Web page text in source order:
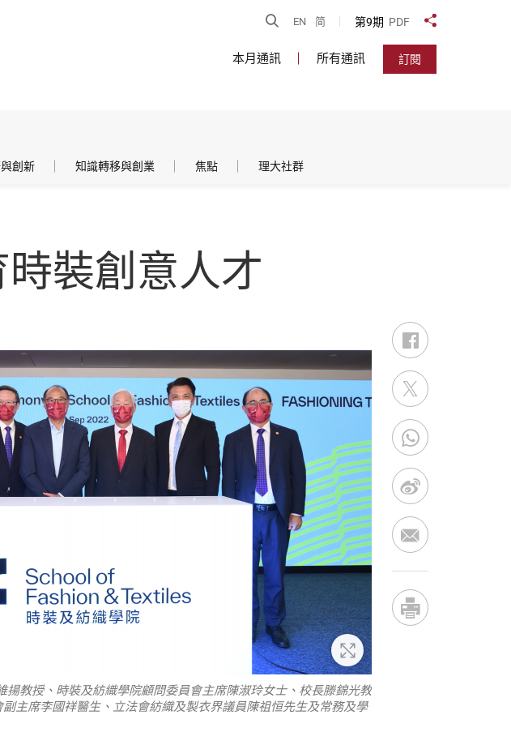
開啟搜尋
EN 简 第9期 PDF 分享到
本月通訊 所有通訊 訂閱
創新 知識轉移與創業 焦點 理大社群
裝創意人才
放大
揚教授、時裝及紡織學院顧問委員會主席陳淑玲女士、校長滕錦光教
主席李國祥醫生、立法會紡織及製衣界議員陳祖恒先生及常務及學